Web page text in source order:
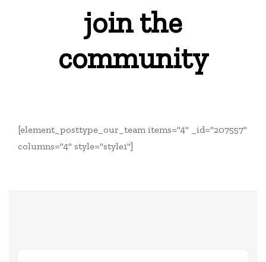
join the
community
[element_posttype_our_team items="4" _id="207557"
columns="4" style="style1"]